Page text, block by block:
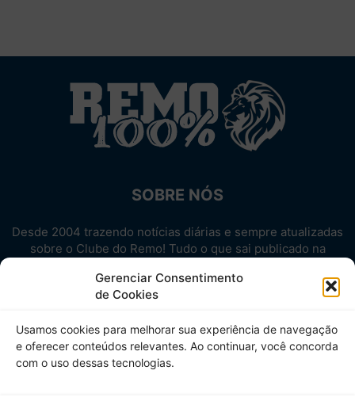
Gerenciar Consentimento
de Cookies
Usamos cookies para melhorar sua experiência de navegação
e oferecer conteúdos relevantes. Ao continuar, você concorda
com o uso dessas tecnologias.
SOBRE NÓS
Desde 2004 trazendo notícias diárias e sempre atualizadas
sobre o Clube do Remo! Tudo o que sai publicado na
Aproveite! Site não-oficial.
SIGA-NOS